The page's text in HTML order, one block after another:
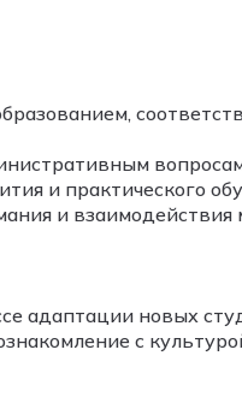
и практического
и
адаптации новых
с